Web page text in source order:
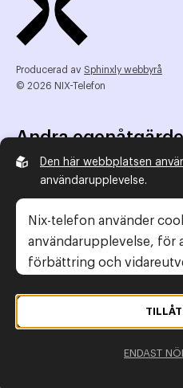
Producerad av Sphinxly webbyrå
© 2026 NIX-Telefon
Andra
NIX Telefon
NIX addresserat
Reklamombudsmannen
Konsumentverket
Legal information
Gör anmälan
Personuppgiftspolicy
Den här webbplatsen
användarupplevelse.
Nix-telefon använder
användarupplevelse, för
förbättring och
ENDAST